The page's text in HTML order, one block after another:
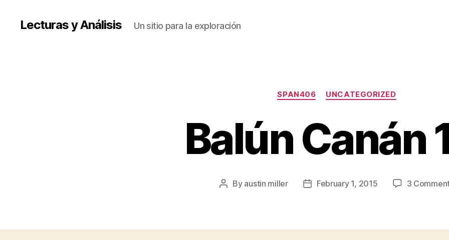
Lecturas y Análisis Un sitio para la exploración
Categories
SPAN406 UNCATEGORIZED
Balún Canán
Post
By austin miller
PostFebruary 1, 2015 3